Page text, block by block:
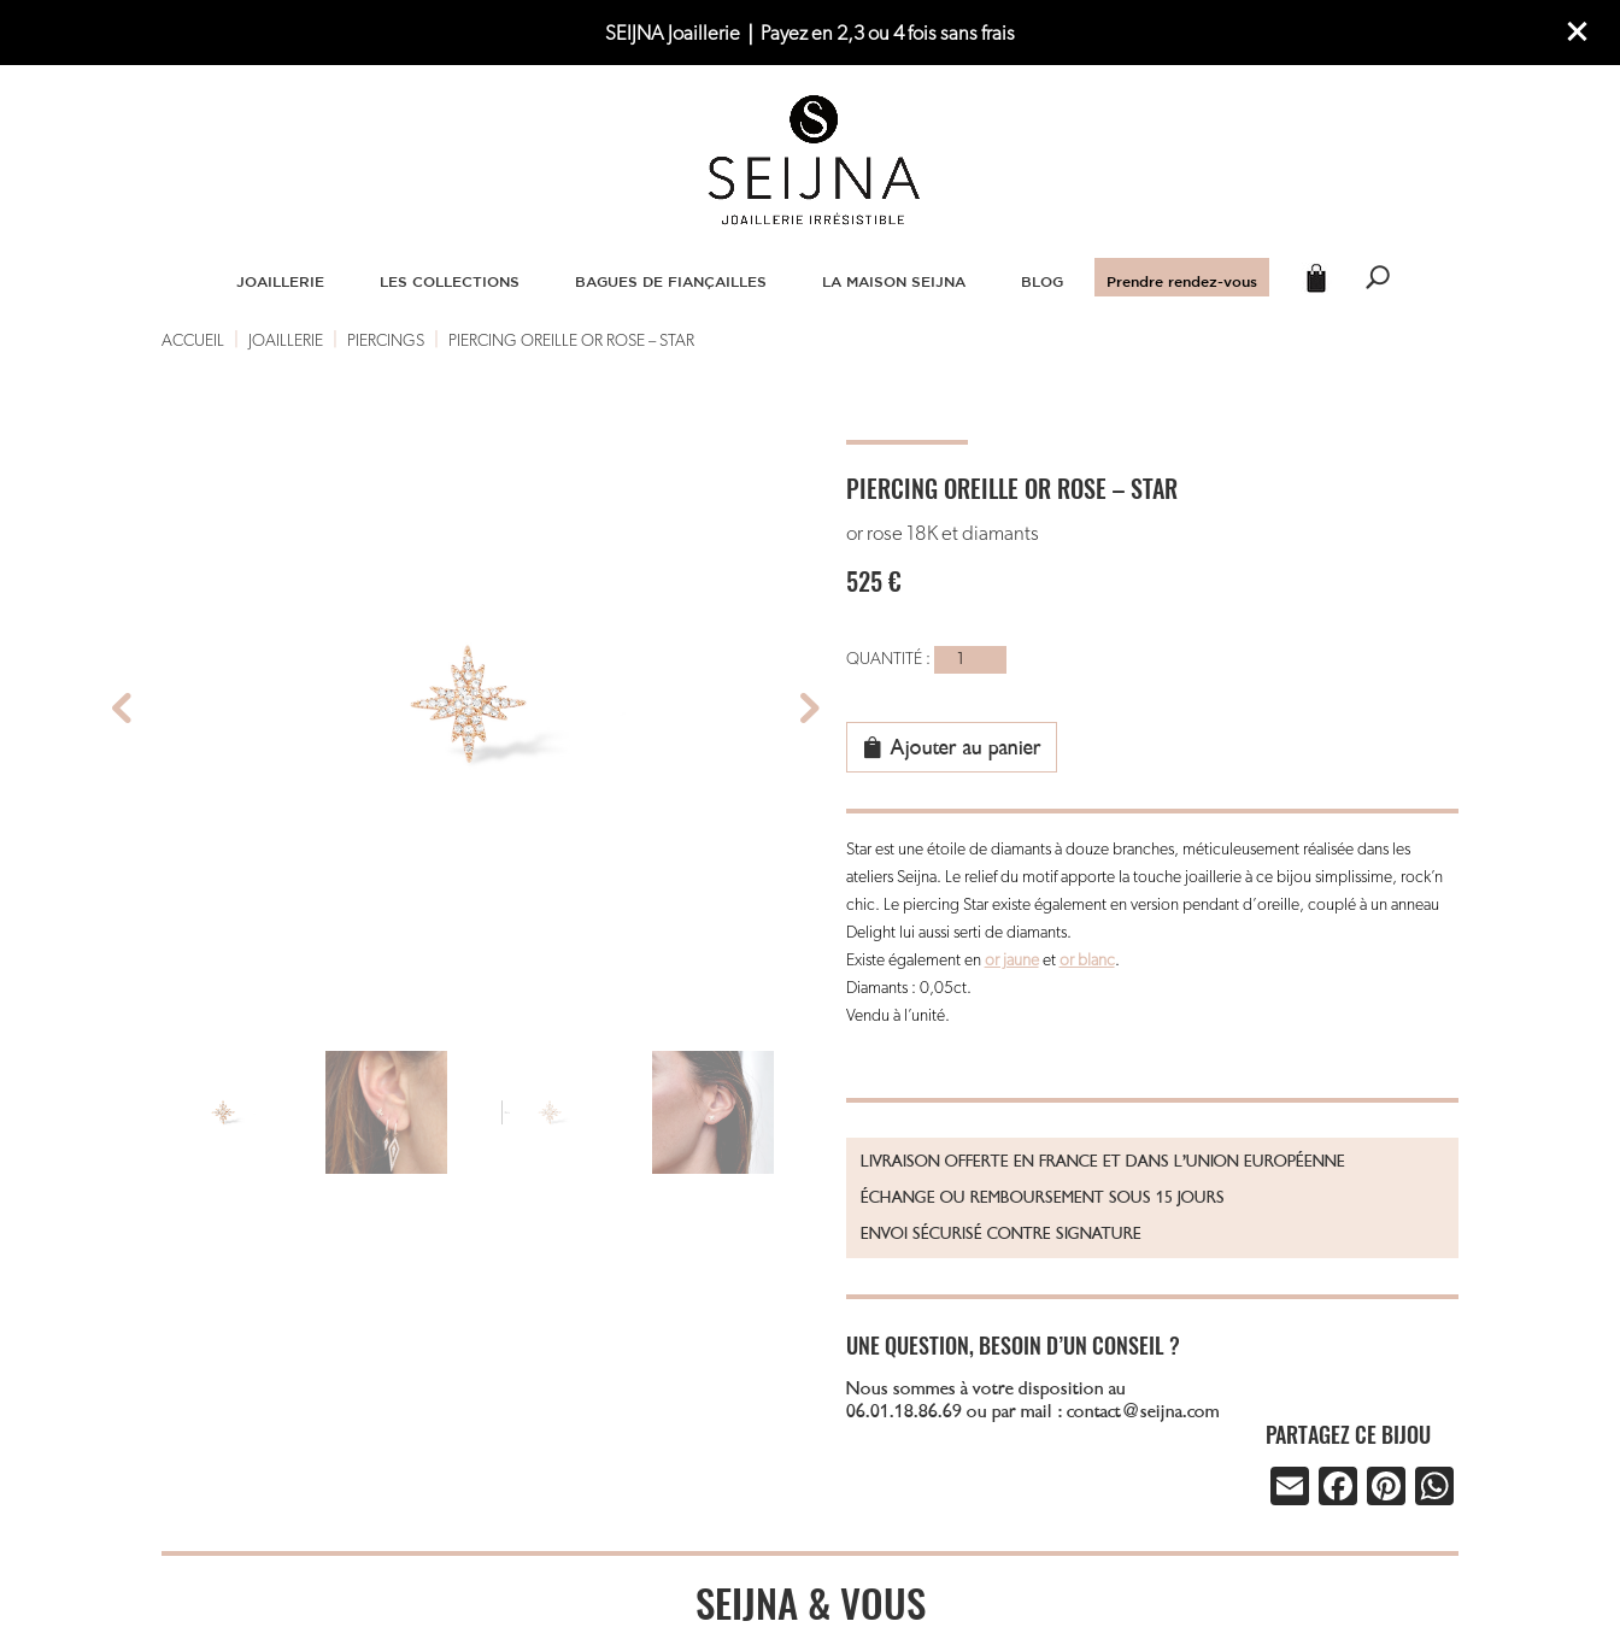
SEIJNA Joaillerie｜Payez en 2,3 ou 4 fois sans frais
JOAILLERIE LES COLLECTIONS BAGUES DE FIANÇAILLES LA MAISON SEIJNA BLOG Prendre rendez-vous
ACCUEIL JOAILLERIE PIERCINGS PIERCING OREILLE OR ROSE – STAR
PIERCING OREILLE OR ROSE – STAR
or rose 18K et diamants
525€
quantité
Oreille
or
star
Ajouter au panier
Star est une étoile de diamants à douze branches, méticuleusement réalisée dans les
ateliers Seijna. Le relief du motif apporte la touche joaillerie à ce bijou simplissime, rock’n
chic. Le piercing Star existe également en version pendant d’oreille, couplé à un anneau
Delight lui aussi serti de diamants.
Existe également en or jauneet or blanc.
Diamants : 0,05ct.
Vendu à l’unité.
LIVRAISON OFFERTE EN FRANCE ET DANS L’UNION EUROPÉENNE
ÉCHANGE OU REMBOURSEMENT SOUS 15 JOURS
ENVOI SÉCURISÉ CONTRE SIGNATURE
UNE QUESTION, BESOIN D’UN CONSEIL ?
Nous sommes à votre disposition au
06.01.18.86.69 ou par mail : contact@seijna.com
PARTAGEZ CE BIJOU
E
ail
Fa
b
Pi
er ts
SEIJNA & VOUS